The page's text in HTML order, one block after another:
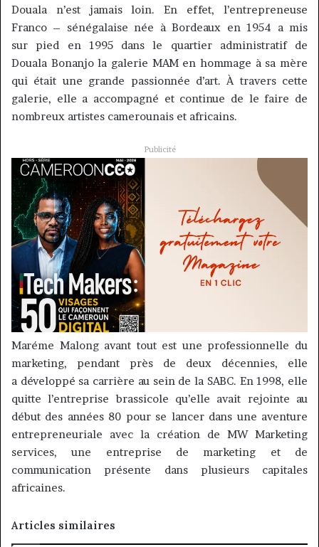
Douala n’est jamais loin. En effet, l’entrepreneuse
Franco – sénégalaise née à Bordeaux en 1954 a mis
sur pied en 1995 dans le quartier administratif de
Douala Bonanjola galerie MAM en hommage à sa mère
qui était une grande passionnée d’art. À travers cette
galerie, elle a accompagné et continue de le faire de
nombreux artistes camerounais et africains.
Publicité
Maréme Malongavant tout est une professionnelle du
marketing, pendant près de deux décennies, elle
a développé sa carrière au sein de la SABC. En 1998, elle
quitte l’entreprise brassicole qu’elle avait rejointe au
début des années 80 pour se lancer dans une aventure
entrepreneuriale avec la création de MW Marketing
services, une entreprise de marketing et de
communication présente dans plusieurs capitales
africaines.
Articles similaires